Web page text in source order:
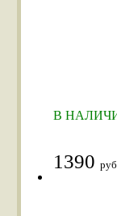
В
1390 руб.